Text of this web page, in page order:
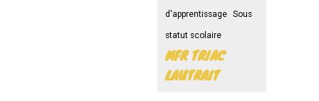
d'apprentissage Sous
statut scolaire
MFR TRIAC
LAUTRAIT